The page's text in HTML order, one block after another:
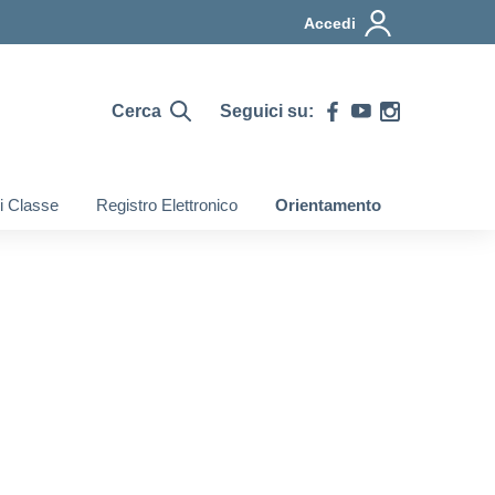
Accedi
Cerca Seguici su:
Classe Registro Elettronico Orientamento